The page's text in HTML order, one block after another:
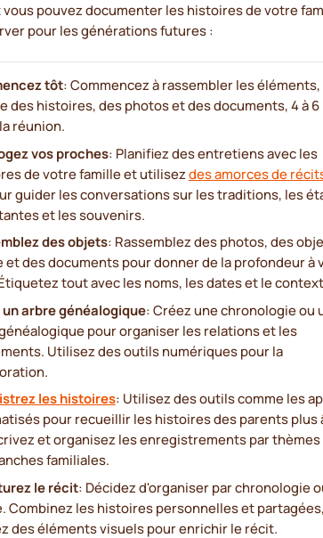
pouvez documenter les histoires de votre
pour les générations futures :
tôt: Commencez à rassembler les éléments,
des histoires, des photos et des documents, 4 à 6
réunion.
vos proches: Planifiez des entretiens avec les
de votre famille et utilisezdes amorces de
guider les conversations sur les traditions, les
et les souvenirs.
des objets: Rassemblez des photos, des
et des documents pour donner de la profondeur à
tout avec les noms, les dates et le
arbre généalogique: Créez une chronologie ou
pour organiser les relations et les
Utilisez des outils numériques pour la
les histoires: Utilisez des outils comme les
pour recueillir les histoires des parents plus
et organisez les enregistrements par thèmes
familiales.
le récit: Décidez d'organiser par chronologie
Combinez les histoires personnelles et
des éléments visuels pour enrichir le récit.